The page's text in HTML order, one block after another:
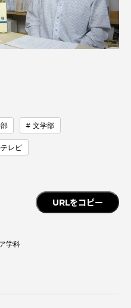
文学部
レビ
URLをコピー
学科
び養成する人材像と３つの
問い合わせ